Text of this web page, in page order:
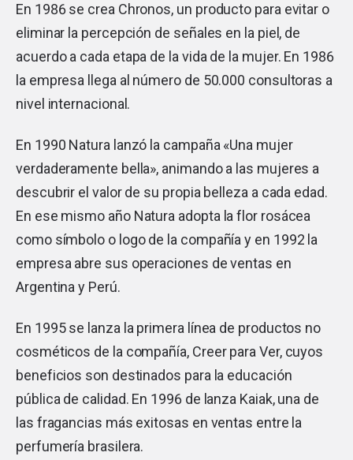
En 1986 se crea Chronos, un producto para evitar o
eliminar la percepción de señales en la piel, de
acuerdo a cada etapa de la vida de la mujer. En 1986
la empresa llega al número de 50.000 consultoras a
nivel internacional.
En 1990 Natura lanzó la campaña «Una mujer
verdaderamente bella», animando a las mujeres a
descubrir el valor de su propia belleza a cada edad.
En ese mismo año Natura adopta la flor rosácea
como símbolo o logo de la compañía y en 1992 la
empresa abre sus operaciones de ventas en
Argentina y Perú.
En 1995 se lanza la primera línea de productos no
cosméticos de la compañía, Creer para Ver, cuyos
beneficios son destinados para la educación
pública de calidad. En 1996 de lanza Kaiak, una de
las fragancias más exitosas en ventas entre la
perfumería brasilera.